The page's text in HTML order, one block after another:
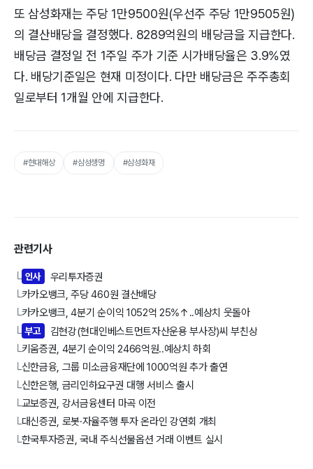
또 삼성화재는 주당 1만9500원(우선주 주당 1만9505원)
의 결산배당을 결정했다. 8289억원의 배당금을 지급한다.
배당금 결정일 전 1주일 주가 기준 시가배당율은 3.9%였
다. 배당기준일은 현재 미정이다. 다만 배당금은 주주총회
일로부터 1개월 안에 지급한다.
#현대해상 #삼성생명 #삼성화재
관련기사
└ 인사 우리투자증권
└카카오뱅크, 주당 460원 결산배당
└카카오뱅크, 4분기 순이익 1052억 25%↑..예상치 웃돌아
└ 부고 김현강(현대인베스트먼트자산운용 부사장)씨 부친상
└키움증권, 4분기 순이익 2466억원..예상치 하회
└신한금융, 그룹 미소금융재단에 1000억원 추가 출연
└신한은행, 금리인하요구권 대행 서비스 출시
└교보증권, 강서금융센터 마곡 이전
└대신증권, 로봇·자율주행 투자 온라인 강연회 개최
└한국투자증권, 국내 주식선물옵션 거래 이벤트 실시